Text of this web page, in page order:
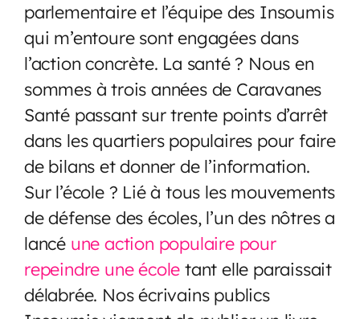
parlementaire et l’équipe des Insoumis
qui m’entoure sont engagées dans
l’action concrète. La santé ? Nous en
sommes à trois années de Caravanes
Santé passant sur trente points d’arrêt
dans les quartiers populaires pour faire
de bilans et donner de l’information.
Sur l’école ? Lié à tous les mouvements
de défense des écoles, l’un des nôtres a
lancé une action populaire pour
repeindre une école tant elle paraissait
délabrée. Nos écrivains publics